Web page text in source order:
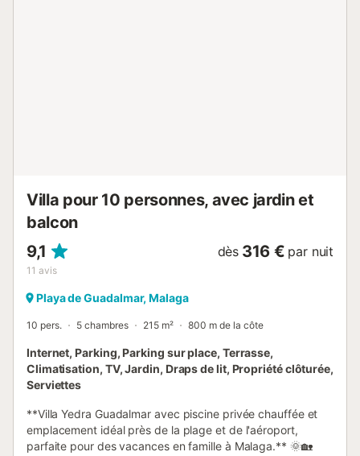
Villa pour 10 personnes, avec jardin et
balcon
9,1
11 avis
dès 316 € par nuit
Playa de Guadalmar, Malaga
10 pers. 5 chambres 215 m² 800 m de la côte
Internet, Parking, Parking sur place, Terrasse,
Climatisation, TV, Jardin, Draps de lit, Propriété clôturée,
Serviettes
**Villa Yedra Guadalmar avec piscine privée chauffée et
emplacement idéal près de la plage et de l'aéroport,
parfaite pour des vacances en famille à Malaga.** 🌞🏡